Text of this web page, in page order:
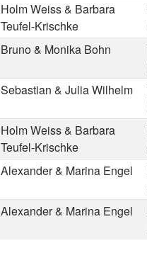
Holm Weiss & Barbara
Teufel-Krischke
Bruno & Monika Bohn
Sebastian & Julia Wilhelm
Holm Weiss & Barbara
Teufel-Krischke
Alexander & Marina Engel
Alexander & Marina Engel